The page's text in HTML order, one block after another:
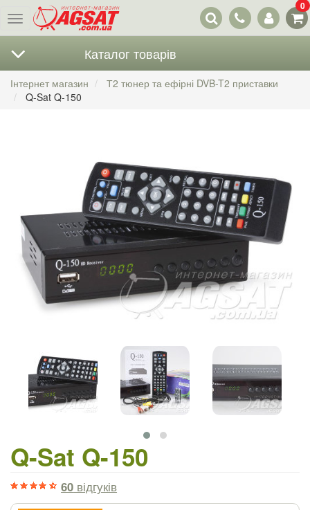
Меню
Наші
контакти
0
Каталог товарів
Інтернет магазин
Т2 тюнер та ефірні DVB-T2 приставки
Q-Sat Q-150
Q-Sat Q-150
60 відгуків